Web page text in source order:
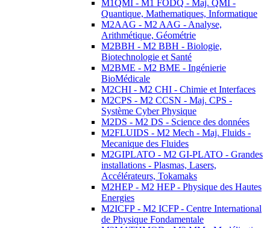
M1QMI - M1 FODQ - Maj. QMI -
Quantique, Mathematiques, Informatique
M2AAG - M2 AAG - Analyse,
Arithmétique, Géométrie
M2BBH - M2 BBH - Biologie,
Biotechnologie et Santé
M2BME - M2 BME - Ingénierie
BioMédicale
M2CHI - M2 CHI - Chimie et Interfaces
M2CPS - M2 CCSN - Maj. CPS -
Système Cyber Physique
M2DS - M2 DS - Science des données
M2FLUIDS - M2 Mech - Maj. Fluids -
Mecanique des Fluides
M2GIPLATO - M2 GI-PLATO - Grandes
installations - Plasmas, Lasers,
Accélérateurs, Tokamaks
M2HEP - M2 HEP - Physique des Hautes
Energies
M2ICFP - M2 ICFP - Centre International
de Physique Fondamentale